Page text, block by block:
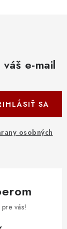
e-mail
osobných
SA
vás!